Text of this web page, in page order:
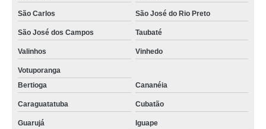
São Carlos São José do Rio Preto
São José dos Campos Taubaté
Valinhos Vinhedo
Votuporanga
Bertioga
Cananéia
Caraguatatuba Cubatão
Guarujá Iguape